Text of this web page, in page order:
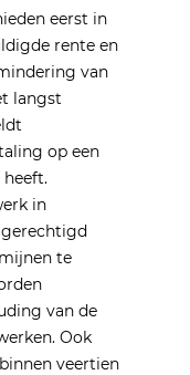
eerst in
rente en
van
langst
op een
in
te
van de
Ook
veertien